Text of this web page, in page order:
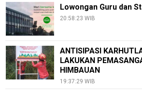
Lowongan Guru dan
20:58:23 WIB
ANTISIPASI
LAKUKAN
HIMBAUAN
19:37:29 WIB